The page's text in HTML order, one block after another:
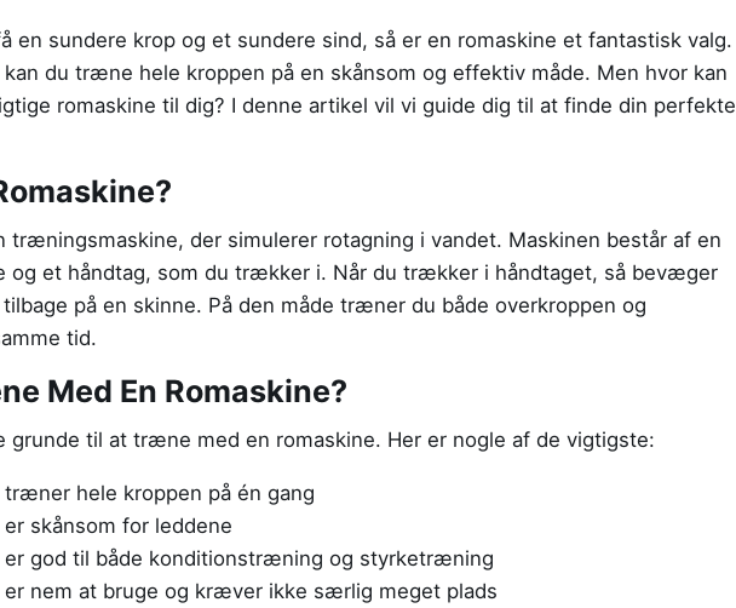
en sundere krop og et sundere sind, så er en romaskine et fantastisk valg.
du træne hele kroppen på en skånsom og effektiv måde. Men hvor kan
romaskine til dig? I denne artikel vil vi guide dig til at finde din perfekte
træningsmaskine, der simulerer rotagning i vandet. Maskinen består af en
et håndtag, som du trækker i. Når du trækker i håndtaget, så bevæger
på en skinne. På den måde træner du både overkroppen og
tid.
Med En Romaskine?
grunde til at træne med en romaskine. Her er nogle af de vigtigste:
træner hele kroppen på én gang
er skånsom for leddene
er god til både konditionstræning og styrketræning
er nem at bruge og kræver ikke særlig meget plads